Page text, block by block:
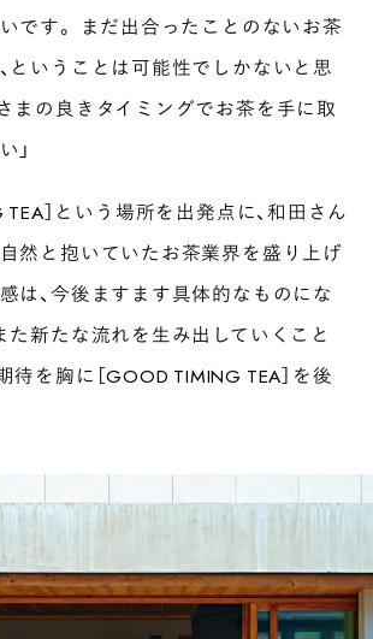
です。 まだ出合ったことのないお茶
ということは可能性でしかないと思
まの良きタイミングでお茶を手に取
」
TEA］という場所を出発点に、和田さん
然と抱いていたお茶業界を盛り上げ
は、今後ますます具体的なものにな
た新たな流れを生み出していくこと
待を胸に［GOOD TIMING TEA］を後